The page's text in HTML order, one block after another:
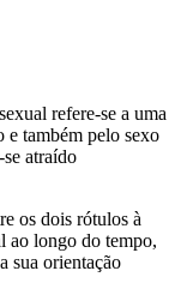
refere-se a uma
e também pelo sexo
atraído
os dois rótulos à
ao longo do tempo,
sua orientação